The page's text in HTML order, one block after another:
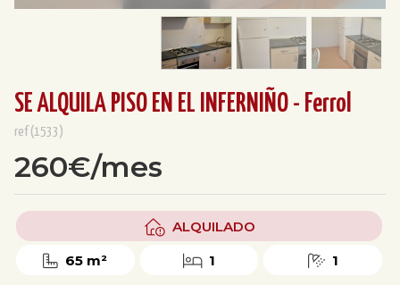
SE ALQUILA PISO EN EL INFERNIÑO - Ferrol
ref(1533)
260€/mes
ALQUILADO
65 m² 1 1